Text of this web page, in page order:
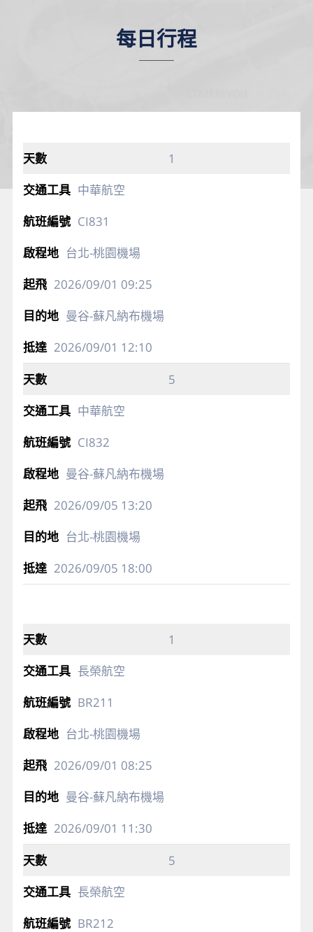
每日行程
1
中華航空
CI831
台北-桃園機場
2026/09/01 09:25
曼谷-蘇凡納布機場
2026/09/01 12:10
5
中華航空
CI832
曼谷-蘇凡納布機場
2026/09/05 13:20
台北-桃園機場
2026/09/05 18:00
1
長榮航空
BR211
台北-桃園機場
2026/09/01 08:25
曼谷-蘇凡納布機場
2026/09/01 11:30
5
長榮航空
BR212